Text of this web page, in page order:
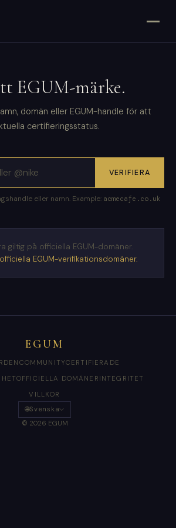
EGUM-märke.
domän eller EGUM-handle för att
certifieringsstatus.
VERIFIERA
eller namn. Example: acmecafe.co.uk
giltig på officiella EGUM-domäner.
EGUM-verifikationsdomäner.
EGUM
COMMUNITYCERTIFIERADE
OFFICIELLA DOMÄNER INTEGRITET
VILLKOR
🌐Svenska
© 2026 EGUM